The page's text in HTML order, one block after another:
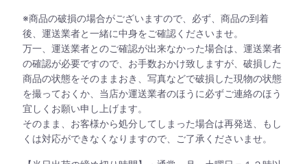
※商品の破損の場合がございますので、必ず、商品の到着
後、運送業者と一緒に中身をご確認くださいませ。
万一、運送業者とのご確認が出来なかった場合は、運送業者
の確認が必要ですので、お手数おかけ致しますが、破損した
商品の状態をそのままおき、写真などで破損した現物の状態
を撮っておくか、当店か運送業者のほうに必ずご連絡のほう
宜しくお願い申し上げます。
そのまま、お客様から処分してしまった場合は再発送、もし
くは対応ができなくなりますので、ご了承くださいませ。